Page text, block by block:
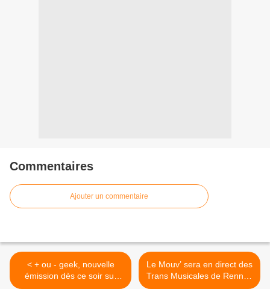
Commentaires
Ajouter un commentaire
< + ou - geek, nouvelle
émission dès ce soir sur
Le Mouv’ sera en direct des
Trans Musicales de Rennes